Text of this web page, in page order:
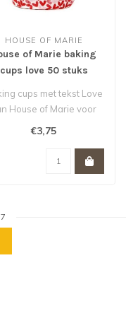
HOUSE OF MARIE
of Marie baking
cups love 50 stuks
cups met tekst Love
House of Marie voor
€3,75